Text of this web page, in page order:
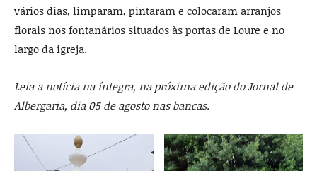
vários dias, limparam, pintaram e colocaram arranjos
florais nos fontanários situados às portas de Loure e no
largo da igreja.
Leia a notícia na íntegra, na próxima edição do Jornal de
Albergaria, dia 05 de agosto nas bancas.